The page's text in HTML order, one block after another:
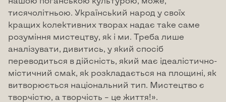
тисячолітньою. Український народ у своїх
кращих колективних творах надає таке саме
розуміння мистецтву, як і ми. Треба лише
аналізувати, дивитись, у який спосіб
переводиться в дійсність, який має ідеалістично-
містичний смак, як розкладається на площині, як
витворюється національний тип. Мистецтво є
творчістю, а творчість – це життя!».